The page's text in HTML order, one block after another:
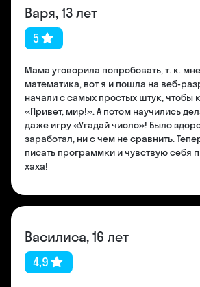
Варя, 13 лет
5
Мама уговорила попробовать, т. к.
математика, вот я и пошла на веб-
начали с самых простых штук, чтобы
«Привет, мир!». А потом научились
даже игру «Угадай число»! Было
заработал, ни с чем не сравнить.
писать программки и чувствую себя
хаха!
Василиса, 16 лет
4,9